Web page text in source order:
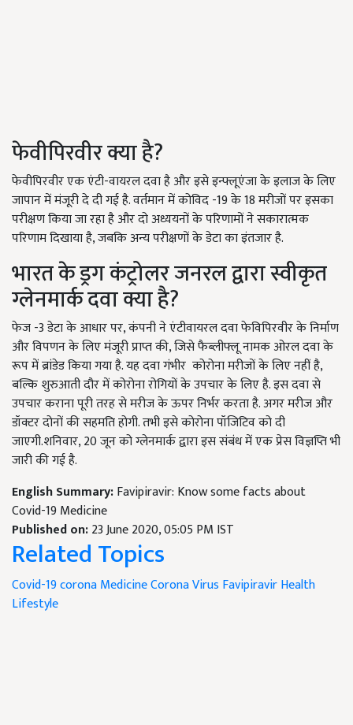
फेवीपिरवीर क्या है?
फेवीपिरवीर एक एंटी-वायरल दवा है और इसे इन्फ्लूएंजा के इलाज के लिए
जापान में मंजूरी दे दी गई है. वर्तमान में कोविद -19 के 18 मरीजों पर इसका
परीक्षण किया जा रहा है और दो अध्ययनों के परिणामों ने सकारात्मक
परिणाम दिखाया है, जबकि अन्य परीक्षणों के डेटा का इंतजार है.
भारत के ड्रग कंट्रोलर जनरल द्वारा स्वीकृत
ग्लेनमार्क दवा क्या है?
फेज -3 डेटा के आधार पर, कंपनी ने एंटीवायरल दवा फेविपिरवीर के निर्माण
और विपणन के लिए मंजूरी प्राप्त की, जिसे फैब्लीफ्लू नामक ओरल दवा के
रूप में ब्रांडेड किया गया है. यह दवा गंभीर कोरोना मरीजों के लिए नहीं है,
बल्कि शुरुआती दौर में कोरोना रोगियों के उपचार के लिए है. इस दवा से
उपचार कराना पूरी तरह से मरीज के ऊपर निर्भर करता है. अगर मरीज और
डॉक्टर दोनों की सहमति होगी. तभी इसे कोरोना पॉजिटिव को दी
जाएगी.शनिवार, 20 जून को ग्लेनमार्क द्वारा इस संबंध में एक प्रेस विज्ञप्ति भी
जारी की गई है.
English Summary:Favipiravir: Know some facts about
Covid-19 Medicine
Published on:23 June 2020, 05:05 PM IST
Related Topics
Covid-19corona MedicineCorona Virus FavipiravirHealth
Lifestyle